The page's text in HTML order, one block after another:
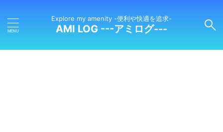
Explore my amenity -便利や快適を追求-
AMI LOG ---アミログ---